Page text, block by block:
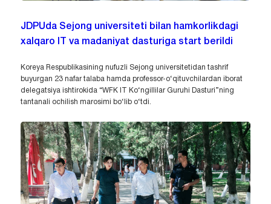
JDPUda Sejong universiteti bilan hamkorlikdagi
xalqaro IT va madaniyat dasturiga start berildi
Koreya Respublikasining nufuzli Sejong universitetidan tashrif
buyurgan 23 nafar talaba hamda professor-o‘qituvchilardan iborat
delegatsiya ishtirokida “WFK IT Ko‘ngillilar Guruhi Dasturi”ning
tantanali ochilish marosimi bo‘lib o‘tdi.